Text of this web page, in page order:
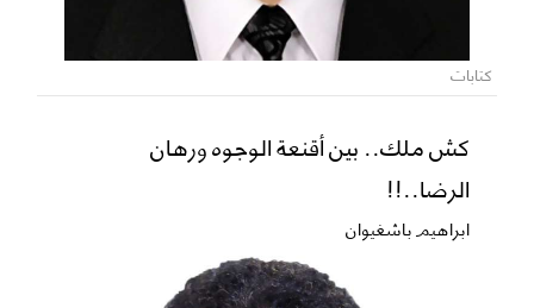
كتابات
كش ملك.. بين أقنعة الوجوه ورهان
الرضا..!!
ابراهيم باشغيوان